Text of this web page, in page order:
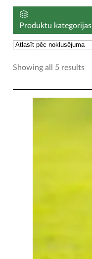
Produktu kategorijas
Showing all 5 results